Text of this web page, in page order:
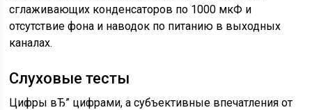
сглаживающих конденсаторов по 1000 мкФ и
отсутствие фона и наводок по питанию в выходных
каналах.
Слуховые тесты
Цифры вЂ” цифрами, а субъективные впечатления от